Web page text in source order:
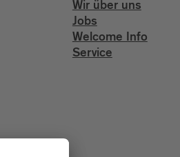
Wir über uns
Jobs
Welcome Info
Service